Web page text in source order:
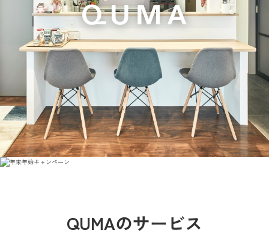
QUMAのサービス